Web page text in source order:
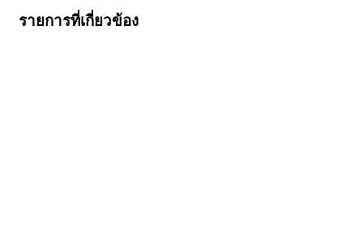
รายการที่เกี่ยวข้อง